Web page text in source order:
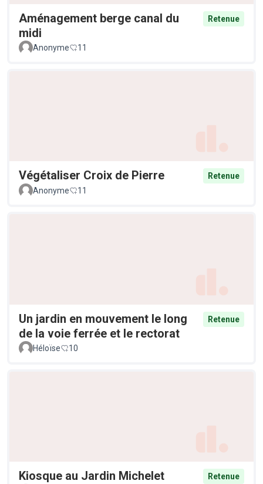
Aménagement berge canal du
midi
Retenue
Anonyme 11
Végétaliser Croix de Pierre
Retenue
Anonyme
11
Un jardin en mouvement le long
de la voie ferrée et le rectorat
Retenue
Héloïse 10
Kiosque au Jardin Michelet
Retenue